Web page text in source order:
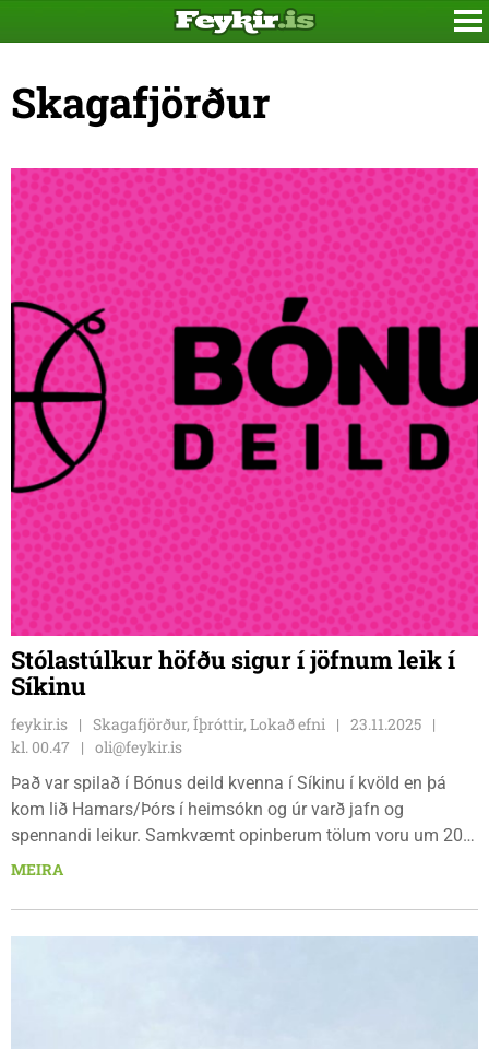
Skagafjörður
Stólastúlkur höfðu sigur í jöfnum leik í
Síkinu
feykir.is Skagafjörður, Íþróttir, Lokað efni
23.11.2025
kl. 00.47
oli@feykir.is
Það var spilað í Bónus deild kvenna í Síkinu í kvöld en þá
kom lið Hamars/Þórs í heimsókn og úr varð jafn og
spennandi leikur. Samkvæmt opinberum tölum voru um 200
áhorfendur í Síkinu á þessum botnslag en leikurinn skipti
Stólastúlkur höfðu unnið einn leik áður en kom að þessum.
Það fór svo að heimaliðið náði að landa sigri með góðri
MEIRA